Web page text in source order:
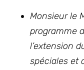
Monsieur le
programme
l’extension
spéciales et